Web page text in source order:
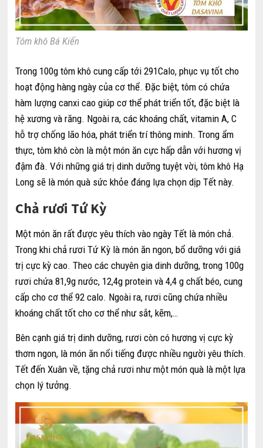
Tôm khô Bá Kiến
Trong 100g tôm khô cung cấp tới 291Calo, phục vụ tốt cho
hoạt động hàng ngày của cơ thể. Đặc biệt, tôm có chứa
hàm lượng canxi cao giúp cơ thể phát triển tốt, đặc biệt là
hệ xương và răng. Ngoài ra, các khoáng chất, vitamin A, C
hỗ trợ chống lão hóa, phát triển trí thông minh. Trong ẩm
thực, tôm khô còn là một món ăn cực hấp dẫn với hương vị
đậm đà. Với những giá trị dinh dưỡng tuyệt vời, tôm khô Hạ
Long sẽ là món quà sức khỏe đáng lựa chọn dịp Tết này.
Chả rươi Tứ Kỳ
Một món ăn rất được yêu thích vào ngày Tết là món chả.
Trong khi chả rươi Tứ Kỳ là món ăn ngon, bổ dưỡng với giá
trị cực kỳ cao. Theo các chuyên gia dinh dưỡng, trong 100g
rươi chứa 81,9g nước, 12,4g protein và 4,4 g chất béo, cung
cấp cho cơ thể 92 calo. Ngoài ra, rươi cũng chứa nhiều
khoáng chất tốt cho cơ thể như sắt, kẽm,…
Bên cạnh giá trị dinh dưỡng, rươi còn có hương vị cực kỳ
thơm ngon, là món ăn nổi tiếng được nhiều người yêu thích.
Tết đến Xuân về, tặng chả rươi như một món quà là một lựa
chọn lý tưởng.